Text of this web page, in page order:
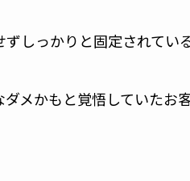
しっかりと固定されてい
メかもと覚悟していたお